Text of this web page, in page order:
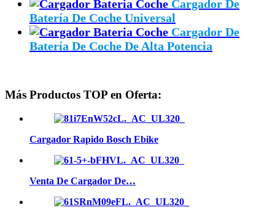
Cargador De
Batería De Coche Universal
Cargador De
Batería De Coche De Alta Potencia
Más Productos TOP en Oferta:
Cargador Rapido Bosch Ebike
Venta De Cargador De…